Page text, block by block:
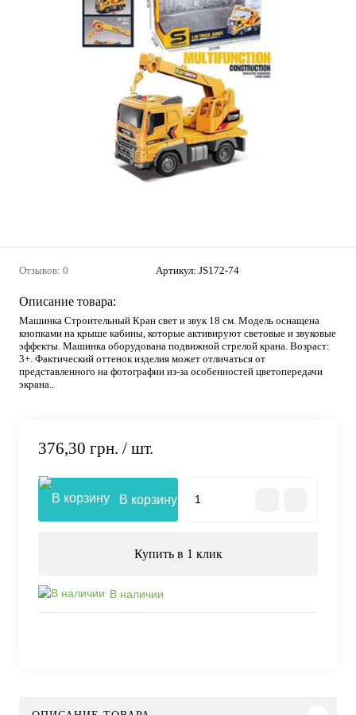
Отзывов: 0 Артикул: JS172-74
Описание товара:
Машинка Строительный Кран свет и звук 18 см. Модель оснащена
кнопками на крыше кабины, которые активируют световые и звуковые
эффекты. Машинка оборудована подвижной стрелой крана. Возраст:
3+. Фактический оттенок изделия может отличаться от
представленного на фотографии из-за особенностей цветопередачи
экрана..
376,30 грн. / шт.
В корзину
Купить в 1 клик
В наличии